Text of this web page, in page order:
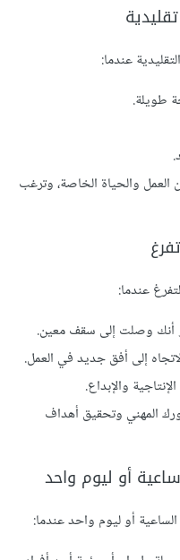
عندما:
طويلة.
العمل والحياة الخاصة، وترغب
عندما:
أنك وصلت إلى سقف معين.
إلى أفق جديد في العمل.
والإبداع.
المهني وتحقيق أهداف
أو ليوم واحد
أو ليوم واحد عندما: